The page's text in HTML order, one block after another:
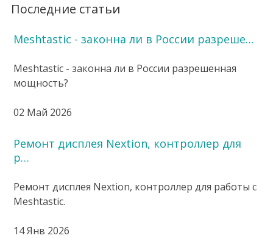
Последние статьи
Meshtastic - законна ли в России разреше…
Meshtastic - законна ли в России разрешенная
мощность?
02 Май 2026
Ремонт дисплея Nextion, контроллер для
р…
Ремонт дисплея Nextion, контроллер для работы с
Meshtastic.
14 Янв 2026